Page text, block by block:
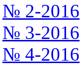
№ 2-2016
№ 3-2016
№ 4-2016